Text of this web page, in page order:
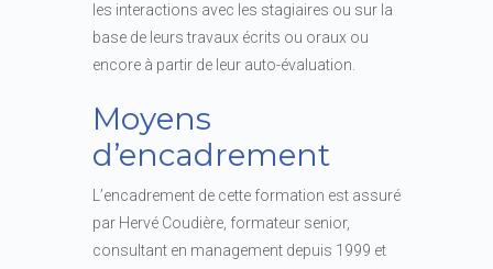
les interactions avec les stagiaires ou sur la
base de leurs travaux écrits ou oraux ou
encore à partir de leur auto-évaluation.
Moyens
d’encadrement
L’encadrement de cette formation est assuré
par Hervé Coudière, formateur senior,
consultant en management depuis 1999 et